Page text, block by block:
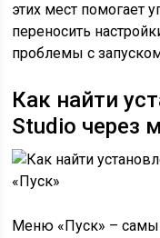
этих мест помогает
переносить
проблемы с
Как найти
Studio через
Меню «Пуск» –